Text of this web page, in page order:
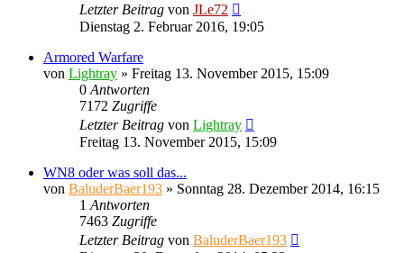
Letzter Beitrag von JLe72
Dienstag 2. Februar 2016, 19:05
Armored Warfare
von Lightray » Freitag 13. November 2015, 15:09
0 Antworten
7172 Zugriffe
Letzter Beitrag von Lightray
Freitag 13. November 2015, 15:09
WN8 oder was soll das...
von BaluderBaer193 » Sonntag 28. Dezember 2014, 16:15
1 Antworten
7463 Zugriffe
Letzter Beitrag von BaluderBaer193